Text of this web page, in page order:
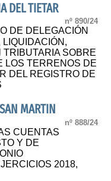
DEL TIETAR
nº 890/24
DE DELEGACIÓN
TRIBUTARIA SOBRE
LOS TERRENOS DE
DEL REGISTRO DE
MARTIN
nº 888/24
CUENTAS
Y DE
2018,